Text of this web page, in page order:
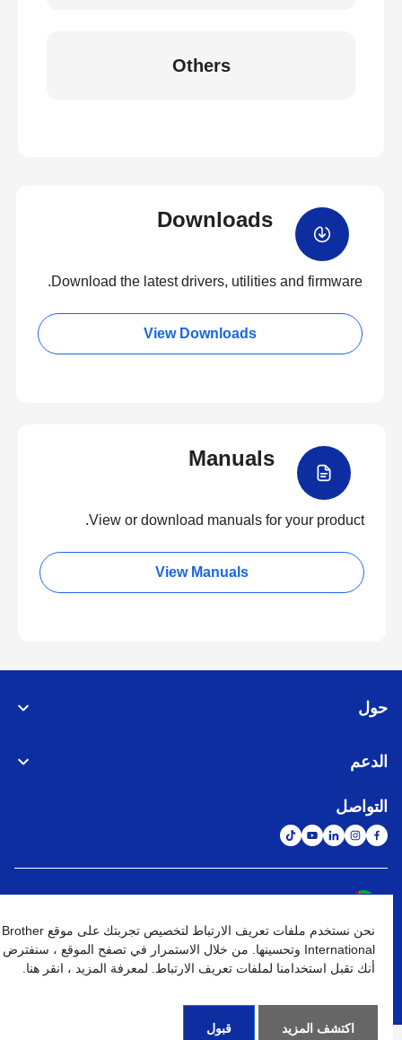
Others
Downloads
Download the latest drivers, utilities and firmware.
View Downloads
Manuals
View or download manuals for your product.
View Manuals
حول
الدعم
التواصل
نهج الخصوصية شروط الإستخدام خريطة الموقع الإنتقال إلى الموقع العالمي
نحن نستخدم ملفات تعريف الارتباط لتخصيص تجربتك على موقع Brother
International وتحسينها. من خلال الاستمرار في تصفح الموقع ، سنفترض
أنك تقبل استخدامنا لملفات تعريف الارتباط. لمعرفة المزيد ، انقر هنا.
اكتشف المزيد قبول